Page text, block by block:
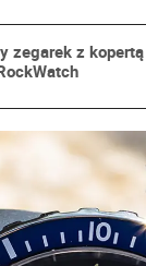
zegarek z